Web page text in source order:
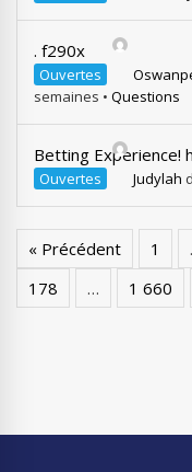
. f290x
Ouvertes
semaines • Questions
Betting Experience!
Ouvertes Judylah
« Précédent 1
178
… 1 660